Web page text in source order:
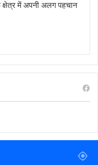
में अपनी अलग पहचान